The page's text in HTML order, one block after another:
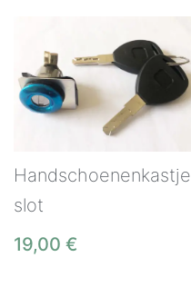
Handschoenenkastje
slot
19,00 €